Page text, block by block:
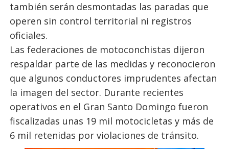
también serán desmontadas las paradas que
operen sin control territorial ni registros
oficiales.
Las federaciones de motoconchistas dijeron
respaldar parte de las medidas y reconocieron
que algunos conductores imprudentes afectan
la imagen del sector. Durante recientes
operativos en el Gran Santo Domingo fueron
fiscalizadas unas 19 mil motocicletas y más de
6 mil retenidas por violaciones de tránsito.